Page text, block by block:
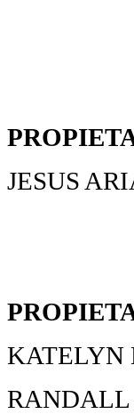
JESUS
KATELYN
RANDALL